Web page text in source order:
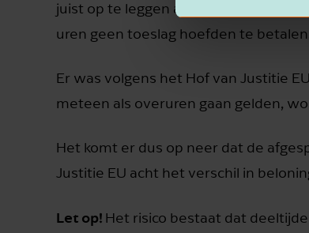
juist op te leggen aan deeltijdwerkers
uren geen toeslag hoefden te
Er was volgens het Hof van Justitie
meteen als overuren gaan gelden,
Het komt er dus op neer dat de
Justitie EU acht het verschil in
Let op! Het risico bestaat dat